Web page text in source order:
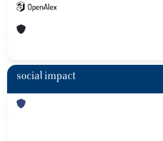
social impact